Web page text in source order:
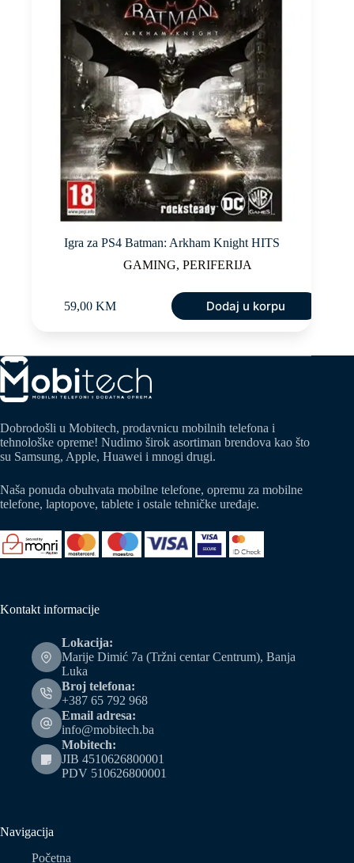
Igra za PS4 Batman: Arkham Knight HITS
GAMING, PERIFERIJA
59,00 KM Dodaj u korpu
Dobrodošli u Mobitech, prodavnicu mobilnih telefona i
tehnološke opreme! Nudimo širok asortiman brendova kao što
su Samsung, Apple, Huawei i mnogi drugi.
Naša ponuda obuhvata mobilne telefone, opremu za mobilne
telefone, laptopove, tablete i ostale tehničke uređaje.
Kontakt informacije
Lokacija:
Marije Dimić 7a (Tržni centar Centrum), Banja
Luka
Broj telefona:
+387 65 792 968
Email adresa:
info@mobitech.ba
Mobitech:
JIB 4510626800001
PDV 510626800001
Navigacija
Početna